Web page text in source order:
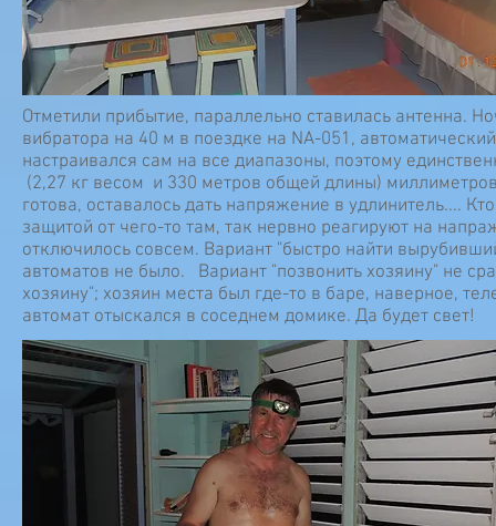
Отметили прибытие, параллельно ставилась антенна.
вибратора на 40 м в поездке на NA-051,
настраивался сам на все диапазоны, поэтому
(2,27 кг весом и 330 метров общей длины)
готова, оставалось дать напряжение в удлинитель....
защитой от чего-то там, так нервно реагируют на
отключилось совсем. Вариант "быстро найти
автоматов не было. Вариант "позвонить хозяину" не
хозяину"; хозяин места был где-то в баре, наверное,
автомат отыскался в соседнем домике. Да будет свет!